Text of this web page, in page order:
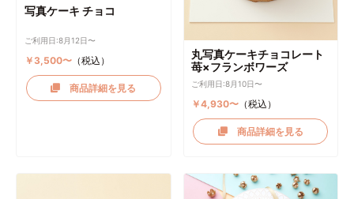
写真ケーキ チョコ
ご利用日:8月12日〜
￥3,500〜（税込）
商品詳細を見る
丸写真ケーキチョコレート
苺×フランボワーズ
ご利用日:8月10日〜
￥4,930〜 （税込）
商品詳細を見る